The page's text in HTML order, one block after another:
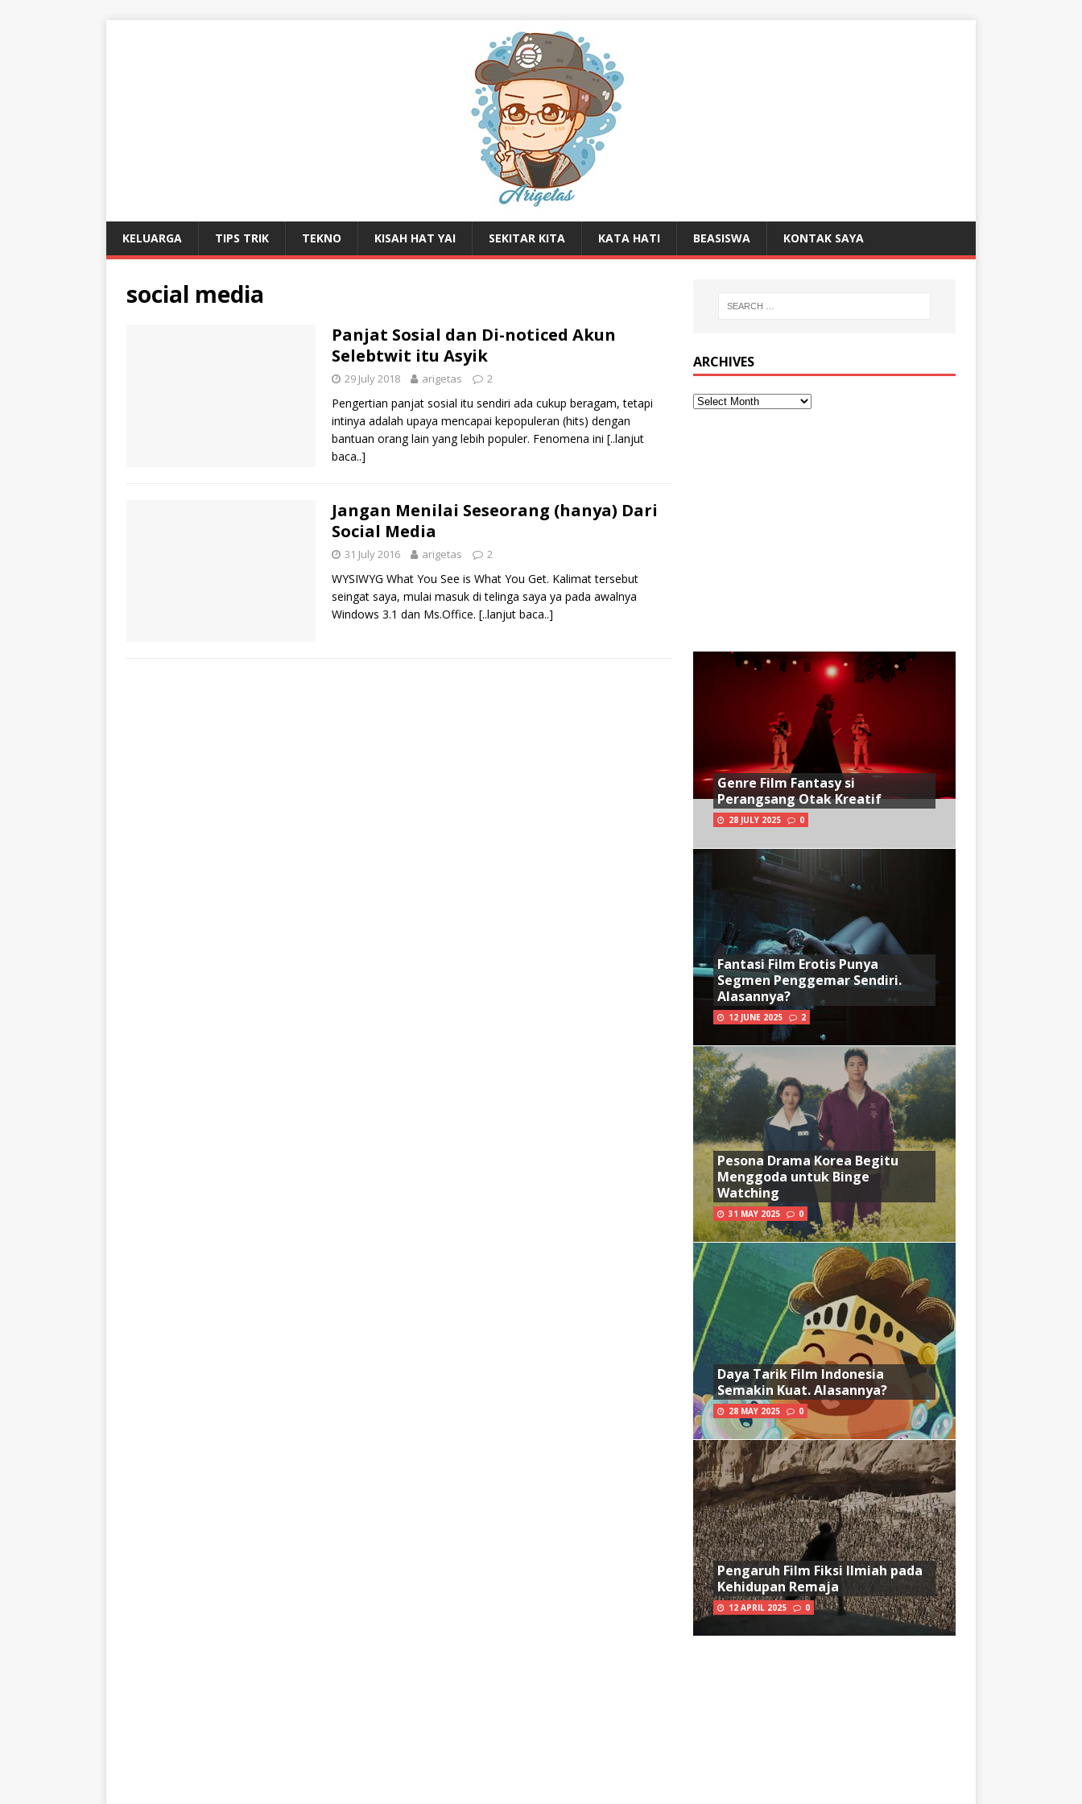
KELUARGA TIPS TRIK TEKNO KISAH HAT YAI SEKITAR KITA KATA HATI BEASISWA KONTAK SAYA
social media
Panjat Sosial dan Di-noticed Akun
Selebtwit itu Asyik
29 July 2018 arigetas 2
Pengertian panjat sosial itu sendiri ada cukup beragam, tetapi
intinya adalah upaya mencapai kepopuleran (hits) dengan
bantuan orang lain yang lebih populer. Fenomena ini [..lanjut
baca..]
Jangan Menilai Seseorang (hanya) Dari
Social Media
31 July 2016 arigetas 2
WYSIWYG What You See is What You Get. Kalimat tersebut
seingat saya, mulai masuk di telinga saya ya pada awalnya
Windows 3.1 dan Ms.Office. [..lanjut baca..]
ARCHIVES
Genre Film Fantasy si
Perangsang Otak Kreatif
28 JULY 2025 0
Fantasi Film Erotis Punya
Segmen Penggemar Sendiri.
Alasannya?
12 JUNE 2025 2
Pesona Drama Korea Begitu
Menggoda untuk Binge
Watching
31 MAY 2025 0
Daya Tarik Film Indonesia
Semakin Kuat. Alasannya?
28 MAY 2025 0
Pengaruh Film Fiksi Ilmiah pada
Kehidupan Remaja
12 APRIL 2025 0